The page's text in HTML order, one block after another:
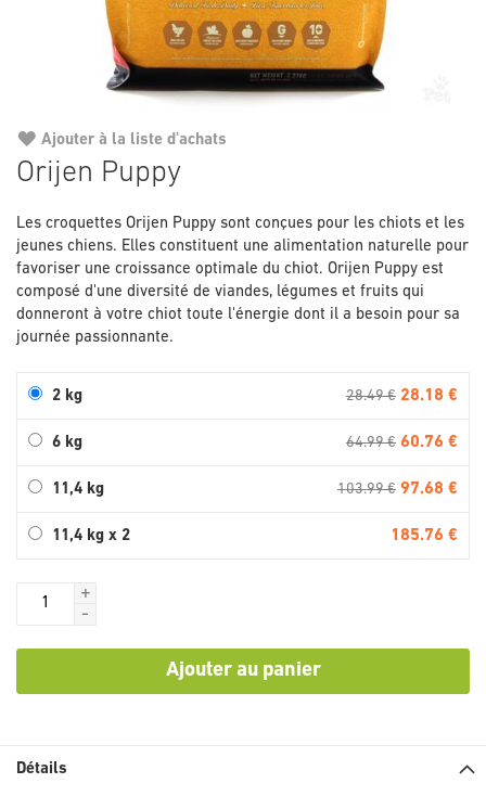
Orijen Puppy
Les croquettes Orijen Puppy sont conçues pour les chiots et les
jeunes chiens. Elles constituent une alimentation naturelle pour
favoriser une croissance optimale du chiot. Orijen Puppy est
composé d'une diversité de viandes, légumes et fruits qui
donneront à votre chiot toute l'énergie dont il a besoin pour sa
journée passionnante.
2 kg 28.49 € 28.18 €
6 kg 64.99 € 60.76 €
11,4 kg 103.99 € 97.68 €
11,4 kg x 2 185.76 €
+
-
Ajouter au panier
Ajouter à la liste d'achats
de
la
Galerie
d’images
Détails